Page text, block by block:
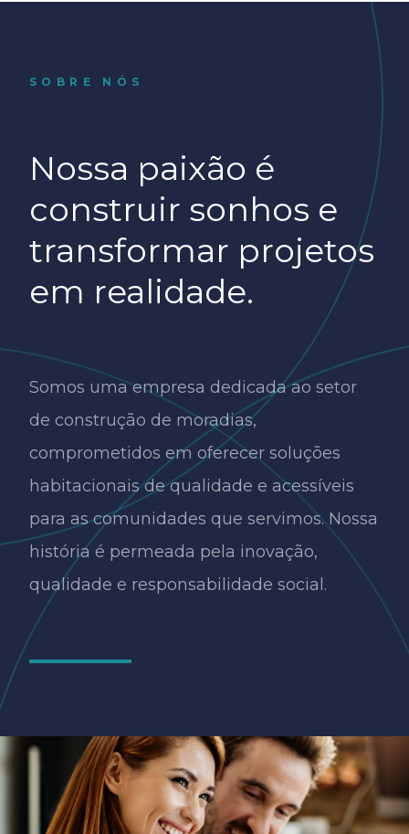
SOBRE NÓS
Nossa paixão é
construir sonhos e
transformar projetos
em realidade.
Somos uma empresa dedicada ao setor
de construção de moradias,
comprometidos em oferecer soluções
habitacionais de qualidade e acessíveis
para as comunidades que servimos. Nossa
história é permeada pela inovação,
qualidade e responsabilidade social.